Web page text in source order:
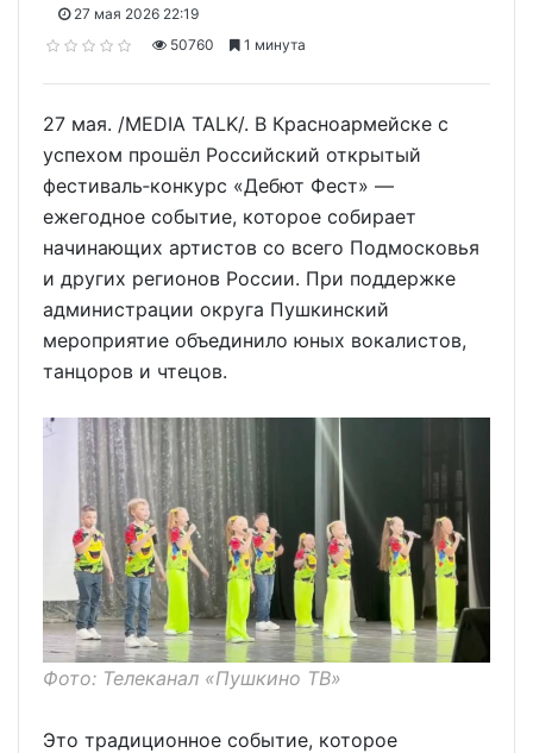
27 мая 2026 22:19
50760
1 минута
27 мая. /MEDIA TALK/. В Красноармейске с
успехом прошёл Российский открытый
фестиваль‑конкурс «Дебют Фест» —
ежегодное событие, которое собирает
начинающих артистов со всего Подмосковья
и других регионов России. При поддержке
администрации округа Пушкинский
мероприятие объединило юных вокалистов,
танцоров и чтецов.
Фото: Телеканал «Пушкино ТВ»
Это традиционное событие, которое